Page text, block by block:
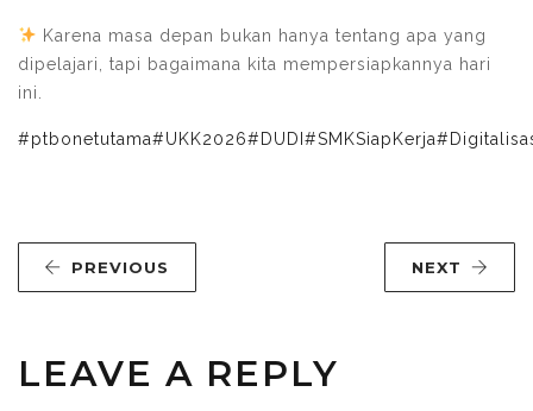
Karena masa depan bukan hanya tentang apa yang
dipelajari, tapi bagaimana kita mempersiapkannya hari
ini.
#ptbonetutama#UKK2026#DUDI #SMKSiapKerja
PREVIOUS NEXT
LEAVE A REPLY